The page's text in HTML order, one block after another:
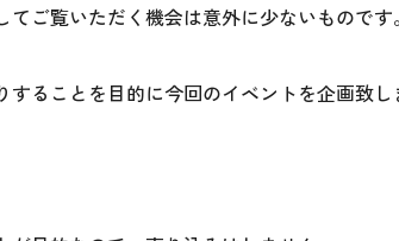
ご覧いただく機会は意外に少ないものです。
ることを目的に今回のイベントを企画致し